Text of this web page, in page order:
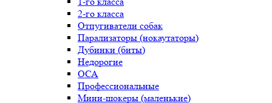
2-го класса
Отпугиватели собак
Парализаторы (нокаутаторы)
Дубинки (биты)
Недорогие
ОСА
Профессиональные
Мини-шокеры (маленькие)